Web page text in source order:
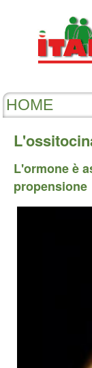
L'ormone è
propensione